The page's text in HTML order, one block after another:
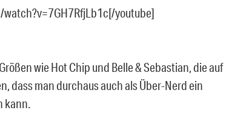
youtube]
wie Hot Chip und Belle & Sebastian, die auf
dass man durchaus auch als Über-Nerd ein
kann.